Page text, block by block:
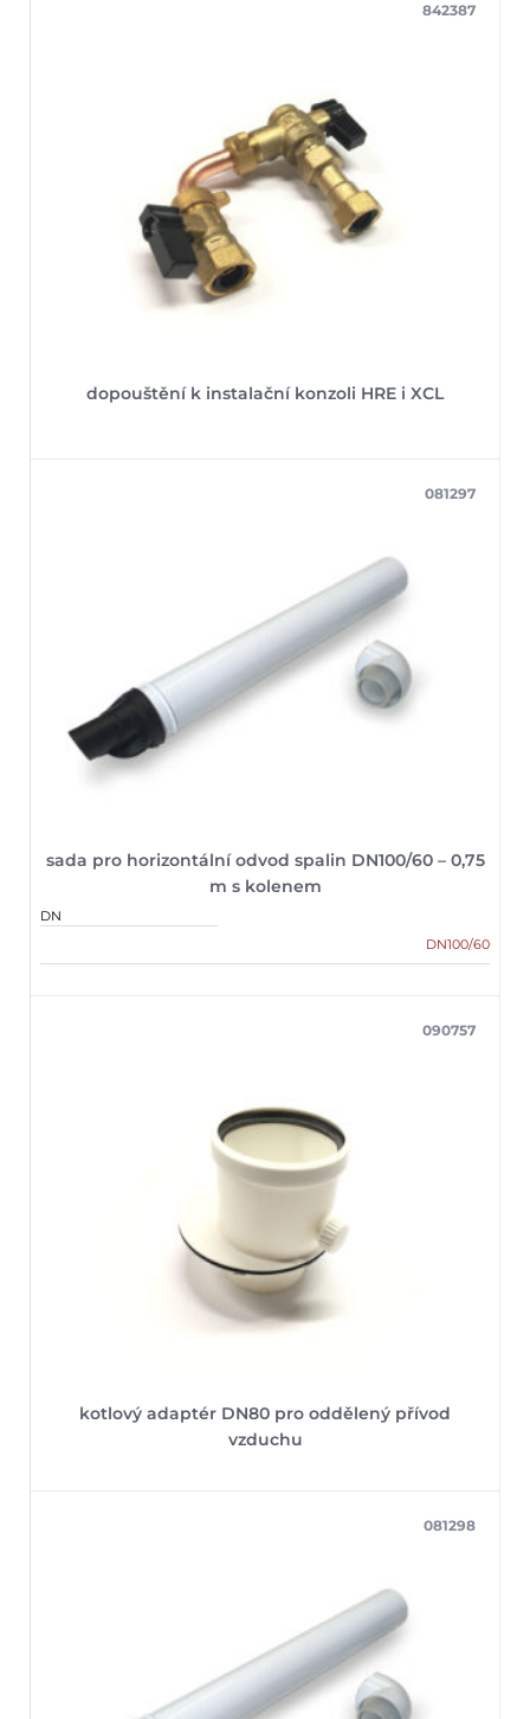
dopouštění k instalační konzoli HRE i XCL
842387
sada pro horizontální odvod spalin DN100/60 – 0,75
m s kolenem
081297
DN
DN100/60
kotlový adaptér DN80 pro oddělený přívod
vzduchu
090757
081298